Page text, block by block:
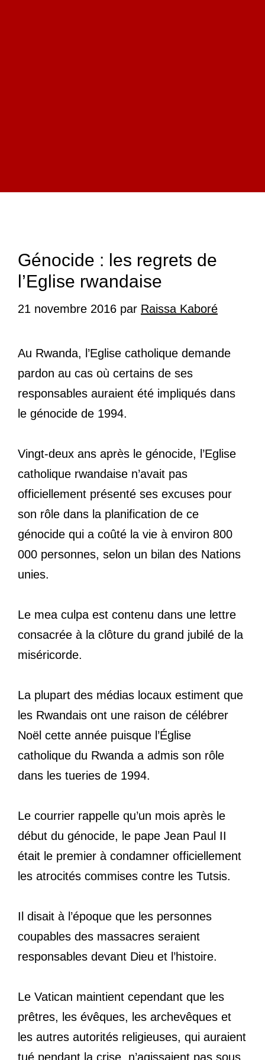
Génocide : les regrets de
l’Eglise rwandaise
21 novembre 2016 par Raissa Kaboré
Au Rwanda, l’Eglise catholique demande
pardon au cas où certains de ses
responsables auraient été impliqués dans
le génocide de 1994.
Vingt-deux ans après le génocide, l’Eglise
catholique rwandaise n’avait pas
officiellement présenté ses excuses pour
son rôle dans la planification de ce
génocide qui a coûté la vie à environ 800
000 personnes, selon un bilan des Nations
unies.
Le mea culpa est contenu dans une lettre
consacrée à la clôture du grand jubilé de la
miséricorde.
La plupart des médias locaux estiment que
les Rwandais ont une raison de célébrer
Noël cette année puisque l’Église
catholique du Rwanda a admis son rôle
dans les tueries de 1994.
Le courrier rappelle qu’un mois après le
début du génocide, le pape Jean Paul II
était le premier à condamner officiellement
les atrocités commises contre les Tutsis.
Il disait à l’époque que les personnes
coupables des massacres seraient
responsables devant Dieu et l’histoire.
Le Vatican maintient cependant que les
prêtres, les évêques, les archevêques et
les autres autorités religieuses, qui auraient
tué pendant la crise, n’agissaient pas sous